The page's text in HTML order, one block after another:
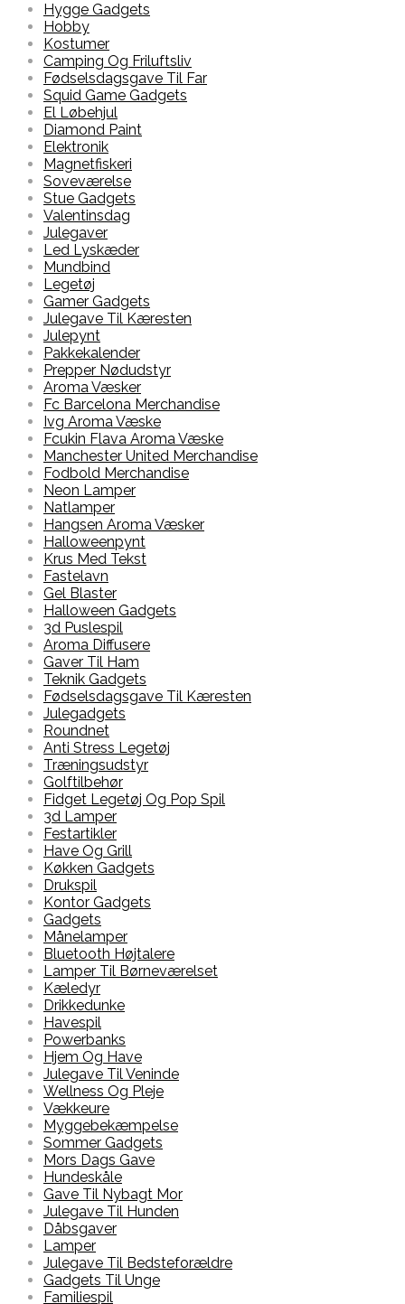
Hygge Gadgets
Hobby
Kostumer
Camping Og Friluftsliv
Fødselsdagsgave Til Far
Squid Game Gadgets
El Løbehjul
Diamond Paint
Elektronik
Magnetfiskeri
Soveværelse
Stue Gadgets
Valentinsdag
Julegaver
Led Lyskæder
Mundbind
Legetøj
Gamer Gadgets
Julegave Til Kæresten
Julepynt
Pakkekalender
Prepper Nødudstyr
Aroma Væsker
Fc Barcelona Merchandise
Ivg Aroma Væske
Fcukin Flava Aroma Væske
Manchester United Merchandise
Fodbold Merchandise
Neon Lamper
Natlamper
Hangsen Aroma Væsker
Halloweenpynt
Krus Med Tekst
Fastelavn
Gel Blaster
Halloween Gadgets
3d Puslespil
Aroma Diffusere
Gaver Til Ham
Teknik Gadgets
Fødselsdagsgave Til Kæresten
Julegadgets
Roundnet
Anti Stress Legetøj
Træningsudstyr
Golftilbehør
Fidget Legetøj Og Pop Spil
3d Lamper
Festartikler
Have Og Grill
Køkken Gadgets
Drukspil
Kontor Gadgets
Gadgets
Månelamper
Bluetooth Højtalere
Lamper Til Børneværelset
Kæledyr
Drikkedunke
Havespil
Powerbanks
Hjem Og Have
Julegave Til Veninde
Wellness Og Pleje
Vækkeure
Myggebekæmpelse
Sommer Gadgets
Mors Dags Gave
Hundeskåle
Gave Til Nybagt Mor
Julegave Til Hunden
Dåbsgaver
Lamper
Julegave Til Bedsteforældre
Gadgets Til Unge
Familiespil